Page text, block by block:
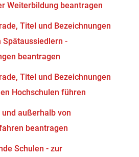
Weiterbildung beantragen
Titel und Bezeichnungen
Spätaussiedlern -
beantragen
Titel und Bezeichnungen
Hochschulen führen
außerhalb von
beantragen
Schulen - zur